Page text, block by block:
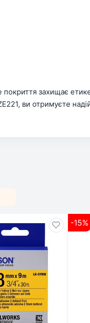
покриття захищає
ви отримуєте
-15%